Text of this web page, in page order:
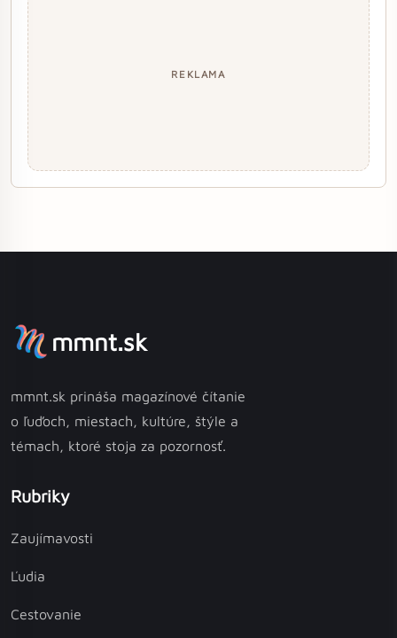
REKLAMA
mmnt.sk
mmnt.sk prináša magazínové čítanie
o ľuďoch, miestach, kultúre, štýle a
témach, ktoré stoja za pozornosť.
Rubriky
Zaujímavosti
Ľudia
Cestovanie